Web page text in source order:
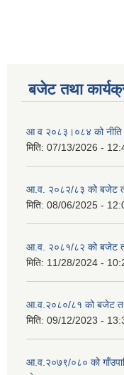
बजेट तथा
आ व २०८३।०८४ को नीति
मिति: 07/13/2026 -
आ.व. २०८२/८३ को बजेट
मिति: 08/06/2025 -
आ.व. २०८१/८२ को बजेट
मिति: 11/28/2024 -
आ.व.२०८०/८१ को बजेट
मिति: 09/12/2023 -
आ.व.२०७९/०८० को